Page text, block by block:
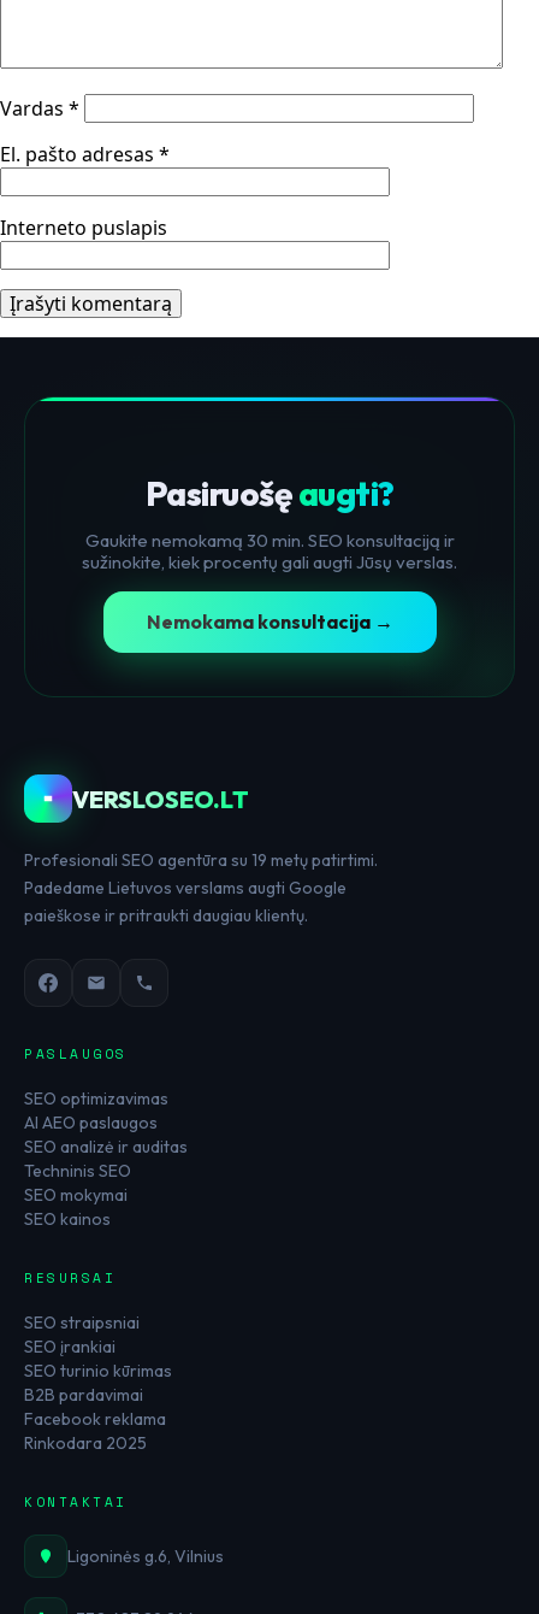
Vardas *
El. pašto adresas *
Interneto puslapis
Pasiruošęaugti?
Gaukite nemokamą 30 min. SEO konsultaciją ir
sužinokite, kiek procentų gali augti Jūsų verslas.
Nemokama konsultacija →
VERSLOSEO.LT
Profesionali SEO agentūra su 19 metų patirtimi.
Padedame Lietuvos verslams augti Google
paieškose ir pritraukti daugiau klientų.
PASLAUGOS
SEO optimizavimas
AI AEO paslaugos
SEO analizė ir auditas
Techninis SEO
SEO mokymai
SEO kainos
RESURSAI
SEO straipsniai
SEO įrankiai
SEO turinio kūrimas
B2B pardavimai
Facebook reklama
Rinkodara 2025
KONTAKTAI
Ligoninės g.6, Vilnius